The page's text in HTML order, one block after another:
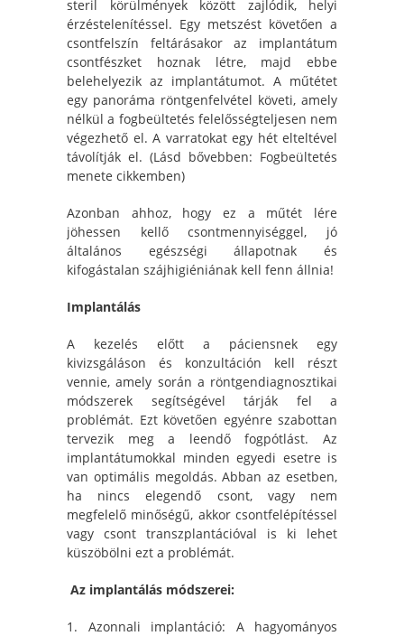
steril körülmények között zajlódik, helyi
érzéstelenítéssel. Egy metszést követően a
csontfelszín feltárásakor az implantátum
csontfészket hoznak létre, majd ebbe
belehelyezik az implantátumot. A műtétet
egy panoráma röntgenfelvétel követi, amely
nélkül a fogbeültetés felelősségteljesen nem
végezhető el. A varratokat egy hét elteltével
távolítják el. (Lásd bővebben: Fogbeültetés
menete cikkemben)
Azonban ahhoz, hogy ez a műtét lére
jöhessen kellő csontmennyiséggel, jó
általános egészségi állapotnak és
kifogástalan szájhigiéniának kell fenn állnia!
Implantálás
A kezelés előtt a páciensnek egy
kivizsgáláson és konzultáción kell részt
vennie, amely során a röntgendiagnosztikai
módszerek segítségével tárják fel a
problémát. Ezt követően egyénre szabottan
tervezik meg a leendő fogpótlást. Az
implantátumokkal minden egyedi esetre is
van optimális megoldás. Abban az esetben,
ha nincs elegendő csont, vagy nem
megfelelő minőségű, akkor csontfelépítéssel
vagy csont transzplantációval is ki lehet
küszöbölni ezt a problémát.
Az implantálás módszerei:
1. Azonnali implantáció: A hagyományos